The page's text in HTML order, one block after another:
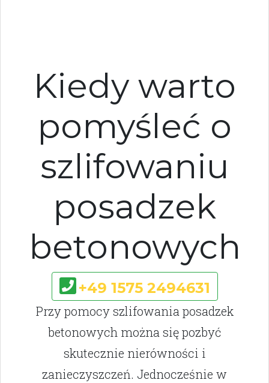
Kiedy warto
pomyśleć o
szlifowaniu
posadzek
betonowych
+49 1575 2494631
Przy pomocy szlifowania posadzek
betonowych można się pozbyć
skutecznie nierówności i
zanieczyszczeń. Jednocześnie w